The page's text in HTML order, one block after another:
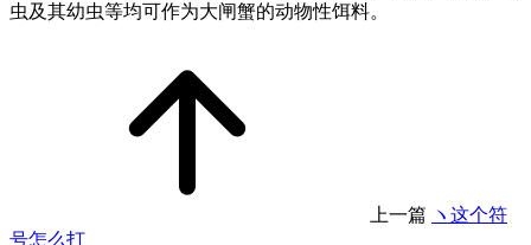
虫及其幼虫等均可作为大闸蟹的动物性饵料。
上一篇 ヽ这个符
号怎么打